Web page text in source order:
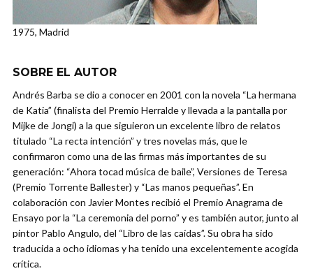
1975, Madrid
SOBRE EL AUTOR
Andrés Barba se dio a conocer en 2001 con la novela “La hermana
de Katia” (finalista del Premio Herralde y llevada a la pantalla por
Mijke de Jongi) a la que siguieron un excelente libro de relatos
titulado “La recta intención” y tres novelas más, que le
confirmaron como una de las firmas más importantes de su
generación: “Ahora tocad música de baile”, Versiones de Teresa
(Premio Torrente Ballester) y “Las manos pequeñas”. En
colaboración con Javier Montes recibió el Premio Anagrama de
Ensayo por la “La ceremonia del porno” y es también autor, junto al
pintor Pablo Angulo, del “Libro de las caídas”. Su obra ha sido
traducida a ocho idiomas y ha tenido una excelentemente acogida
crítica.